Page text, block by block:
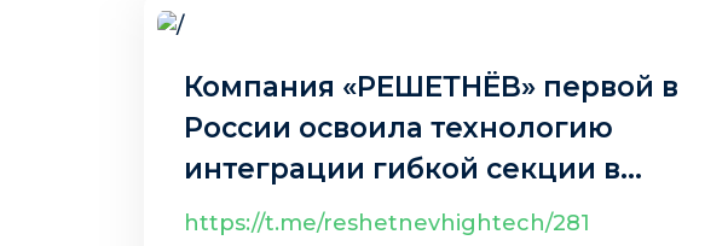
Компания «РЕШЕТНЁВ» первой в
России освоила технологию
интеграции гибкой секции в
конструкцию волновода
https://t.me/reshetnevhightech/281